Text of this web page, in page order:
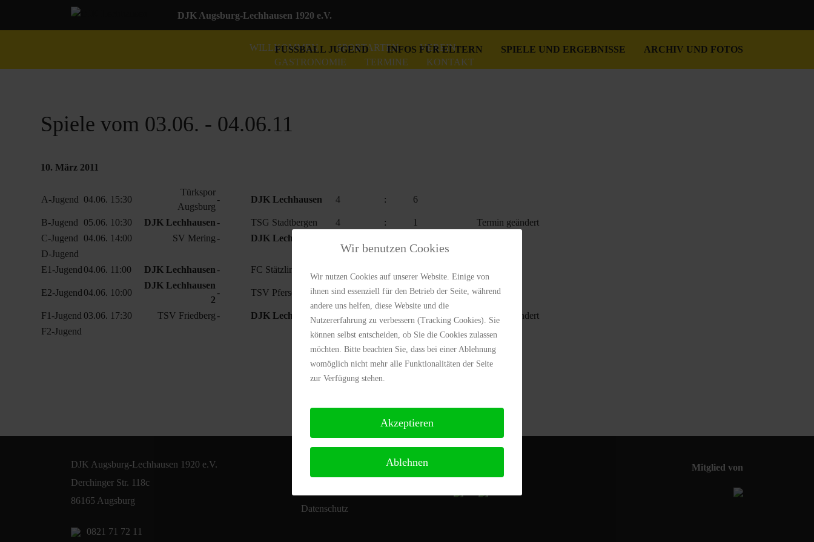
DJK Augsburg-Lechhausen 1920 e.V.
WILLKOMMEN SPORTARTEN
VEREIN
GASTRONOMIE
TERMINE KONTAKT
FUSSBALL JUGEND INFOS FÜR ELTERN SPIELE UND ERGEBNISSE ARCHIV UND FOTOS
Spiele vom 03.06. - 04.06.11
10. März 2011
A-Jugend 04.06. 15:30
Türkspor
Augsburg
- DJK Lechhausen 4 : 6
B-Jugend 05.06. 10:30 DJK Lechhausen - TSG Stadtbergen 4 : 1
Termin geändert
C-Jugend
04.06. 14:00 SV Mering - DJK Lechhausen
D-Jugend
E1-Jugend 04.06. 11:00 DJK Lechhausen - FC Stätzling
E2-Jugend 04.06. 10:00
DJK Lechhausen
2
- TSV Pfersee 2 2 : 0
F1-Jugend 03.06. 17:30 TSV Friedberg - DJK Lechhausen 4
Termin geändert
F2-Jugend
DJK Augsburg-Lechhausen 1920 e.V.
Derchinger Str. 118c
86165 Augsburg
0821 71 72 11
Datenschutz
Mitglied von
Wir benutzen Cookies
Wir nutzen Cookies auf unserer Website. Einige von
ihnen sind essenziell für den Betrieb der Seite, während
andere uns helfen, diese Website und die
Nutzererfahrung zu verbessern (Tracking Cookies). Sie
können selbst entscheiden, ob Sie die Cookies zulassen
möchten. Bitte beachten Sie, dass bei einer Ablehnung
womöglich nicht mehr alle Funktionalitäten der Seite
zur Verfügung stehen.
Akzeptieren
Ablehnen